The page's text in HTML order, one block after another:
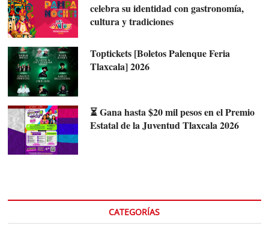
celebra su identidad con gastronomía,
cultura y tradiciones
Toptickets [Boletos Palenque Feria
Tlaxcala] 2026
⏳ Gana hasta $20 mil pesos en el Premio
Estatal de la Juventud Tlaxcala 2026
CATEGORÍAS